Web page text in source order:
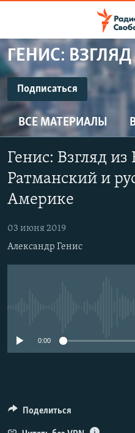
упрощенного
доступа
Вернуться
к
основному
содержанию
Вернутся
главной
навигации
поиску
ПРОГРАММЫ
ПОДКАСТЫ
АВТОРСКИЕ ПРОЕКТЫ
ЦИТАТЫ СВОБОДЫ
МНЕНИЯ
КУЛЬТУРА
IDEL.РЕАЛИИ
СЕВЕР.РЕАЛИИ
СИБИРЬ.РЕАЛИИ
СОЦИАЛЬНЫЕ СЕТИ
ГЕНИС:
Подписаться
ВСЕ МАТЕРИАЛЫ
Генис: Взгляд
Ратманский и
Америке
03 июня 2019
Александр Генис
0:00
Поделиться